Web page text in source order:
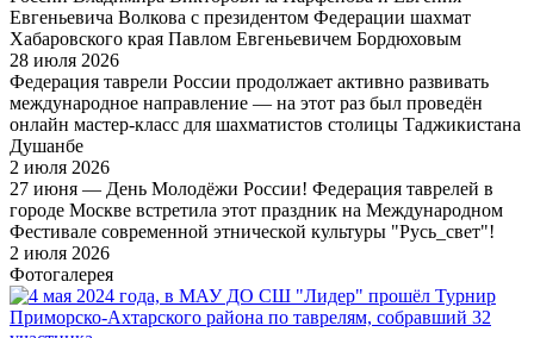
Евгеньевича Волкова с президентом Федерации шахмат
Хабаровского края Павлом Евгеньевичем Бордюховым
28 июля 2026
Федерация таврели России продолжает активно развивать
международное направление — на этот раз был проведён
онлайн мастер-класс для шахматистов столицы Таджикистана
Душанбе
2 июля 2026
27 июня — День Молодёжи России! Федерация таврелей в
городе Москве встретила этот праздник на Международном
Фестивале современной этнической культуры "Русь_свет"!
2 июля 2026
Фотогалерея